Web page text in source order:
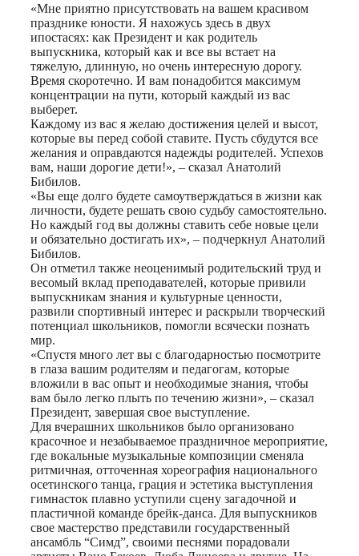
«Мне приятно присутствовать на вашем красивом
празднике юности. Я нахожусь здесь в двух
ипостасях: как Президент и как родитель
выпускника, который как и все вы встает на
тяжелую, длинную, но очень интересную дорогу.
Время скоротечно. И вам понадобится максимум
концентрации на пути, который каждый из вас
выберет.
Каждому из вас я желаю достижения целей и высот,
которые вы перед собой ставите. Пусть сбудутся все
желания и оправдаются надежды родителей. Успехов
вам, наши дорогие дети!», – сказал Анатолий
Бибилов.
«Вы еще долго будете самоутверждаться в жизни как
личности, будете решать свою судьбу самостоятельно.
Но каждый год вы должны ставить себе новые цели
и обязательно достигать их», – подчеркнул Анатолий
Бибилов.
Он отметил также неоценимый родительский труд и
весомый вклад преподавателей, которые привили
выпускникам знания и культурные ценности,
развили спортивный интерес и раскрыли творческий
потенциал школьников, помогли всячески познать
мир.
«Спустя много лет вы с благодарностью посмотрите
в глаза вашим родителям и педагогам, которые
вложили в вас опыт и необходимые знания, чтобы
вам было легко плыть по течению жизни», – сказал
Президент, завершая свое выступление.
Для вчерашних школьников было организовано
красочное и незабываемое праздничное мероприятие,
где вокальные музыкальные композиции сменяла
ритмичная, отточенная хореография национального
осетинского танца, грация и эстетика выступления
гимнасток плавно уступили сцену загадочной и
пластичной команде брейк-данса. Для выпускников
свое мастерство представили государственный
ансамбль “Симд”, своими песнями порадовали